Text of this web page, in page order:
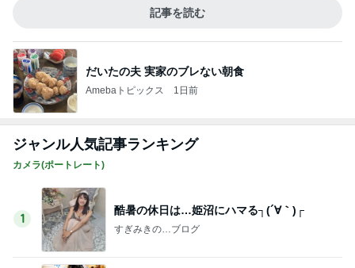
記事を読む
だいたの夫 実家のブレない朝食
Amebaトピックス 1日前
ジャンル人気記事ランキング
カメラ(ポートレート)
1
酷暑の休日は…姫沼にハマる┐(´∀｀)┌
すぎみきの…ブログ